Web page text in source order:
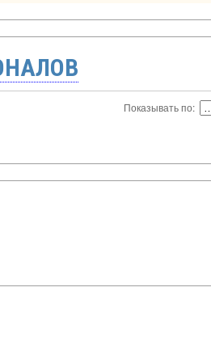
Показывать по: